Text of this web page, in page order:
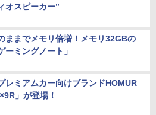
オスピーカー”
ままでメモリ倍増！メモリ32GBの
ーミングノート」
レミアムカー向けブランドHOMUR
」が登場！